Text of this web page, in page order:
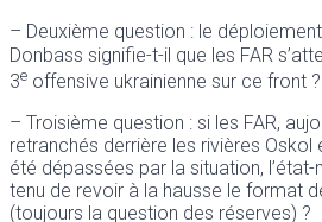
– Deuxième question : le
Donbass signifie-t-il que les FAR
3e offensive ukrainienne sur ce front ?
– Troisième question : si les FAR,
retranchés derrière les rivières Oskol
été dépassées par la situation, l’état-
tenu de revoir à la hausse le format
(toujours la question des réserves) ?